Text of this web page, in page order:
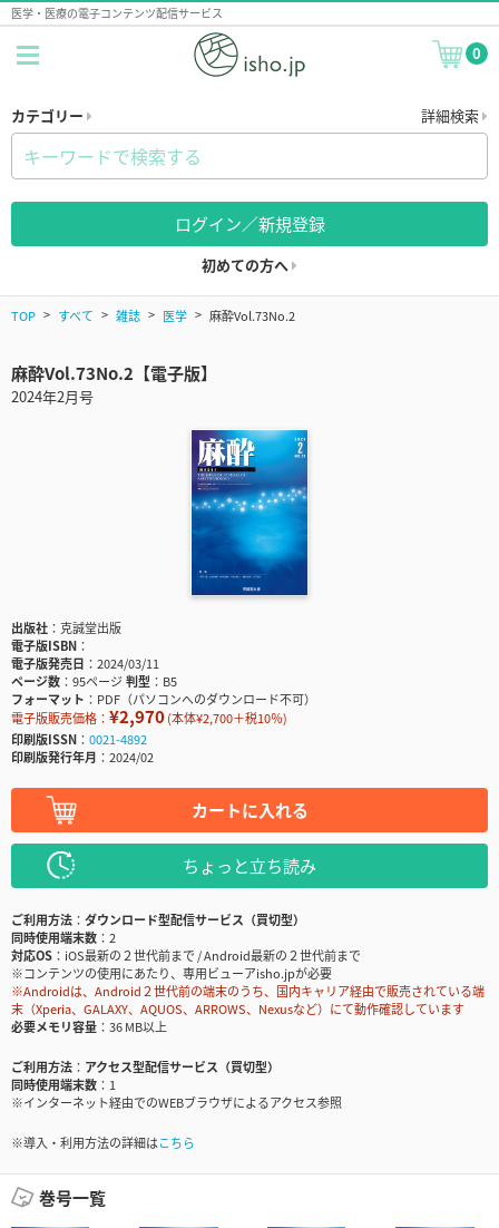
医学・医療の電子コンテンツ配信サービス
0
カテゴリー 詳細検索
ログイン／新規登録
初めての方へ
TOP すべて 雑誌 医学 麻酔Vol.73No.2
麻酔Vol.73No.2【電子版】
2024年2月号
出版社
克誠堂出版
電子版ISBN
電子版発売日
2024/03/11
ページ数
95ページ判型
B5
フォーマット
PDF（パソコンへのダウンロード不可）
電子版販売価格： ¥2,970(本体¥2,700＋税10％)
印刷版ISSN
0021-4892
印刷版発行年月
2024/02
カートに入れる
ちょっと立ち読み
ご利用方法
ダウンロード型配信サービス（買切型）
同時使用端末数
2
対応OS
iOS最新の２世代前まで / Android最新の２世代前まで
※コンテンツの使用にあたり、専用ビューアisho.jpが必要
※Androidは、Android２世代前の端末のうち、国内キャリア経由で販売されている端
末（Xperia、GALAXY、AQUOS、ARROWS、Nexusなど）にて動作確認しています
必要メモリ容量
36 MB以上
ご利用方法
アクセス型配信サービス（買切型）
同時使用端末数
1
※インターネット経由でのWEBブラウザによるアクセス参照
※導入・利用方法の詳細はこちら
巻号一覧